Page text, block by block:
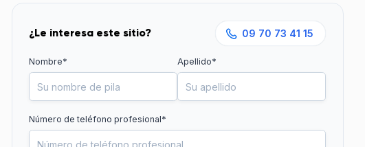
¿Le interesa este sitio? 09 70 73 41 15
Nombre* Apellido*
Número de teléfono profesional*